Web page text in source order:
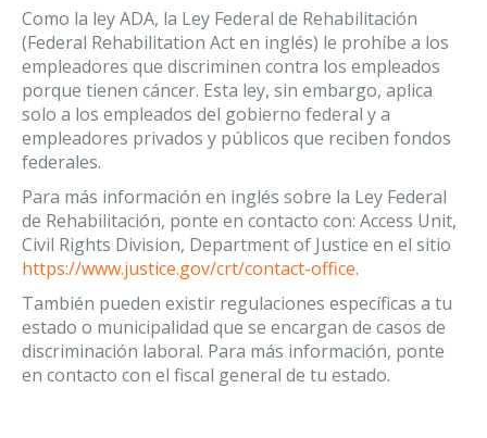
Como la ley ADA, la Ley Federal de Rehabilitación
(Federal Rehabilitation Act en inglés) le prohíbe a los
empleadores que discriminen contra los empleados
porque tienen cáncer. Esta ley, sin embargo, aplica
solo a los empleados del gobierno federal y a
empleadores privados y públicos que reciben fondos
federales.
Para más información en inglés sobre la Ley Federal
de Rehabilitación, ponte en contacto con: Access Unit,
Civil Rights Division, Department of Justice en el sitio
https://www.justice.gov/crt/contact-office.
También pueden existir regulaciones específicas a tu
estado o municipalidad que se encargan de casos de
discriminación laboral. Para más información, ponte
en contacto con el fiscal general de tu estado.